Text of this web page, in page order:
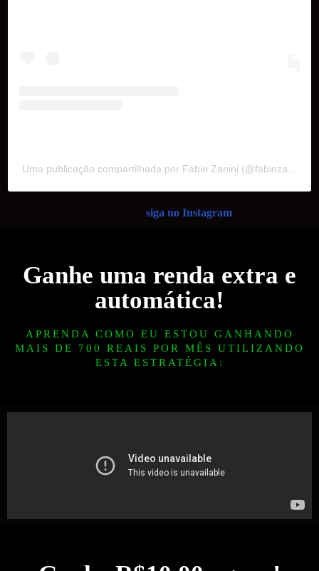
Uma publicação compartilhada por Fábio Zanini (@fabiozaniniii)
siga no Instagram
Ganhe uma renda extra e
automática!
APRENDA COMO EU ESTOU GANHANDO
MAIS DE 700 REAIS POR MÊS UTILIZANDO
ESTA ESTRATÉGIA: